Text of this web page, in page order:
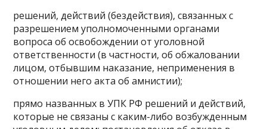
решений, действий (бездействия), связанных с
разрешением уполномоченными органами
вопроса об освобождении от уголовной
ответственности (в частности, об обжаловании
лицом, отбывшим наказание, неприменения в
отношении него акта об амнистии);
прямо названных в УПК РФ решений и действий,
которые не связаны с каким-либо возбужденным